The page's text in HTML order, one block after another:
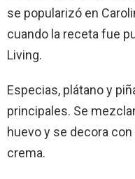
se popularizó en
cuando la receta fue
Living.
Especias, plátano y
principales. Se
huevo y se decora
crema.